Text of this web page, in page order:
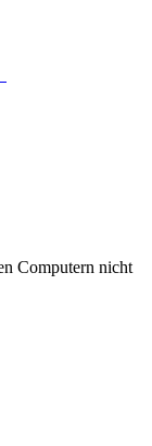
Computern nicht